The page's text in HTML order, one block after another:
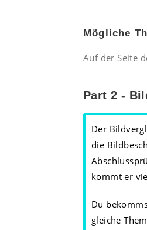
Mögliche
Auf der Seite
Part 2 -
Der
die
kommt er
Du
gleiche